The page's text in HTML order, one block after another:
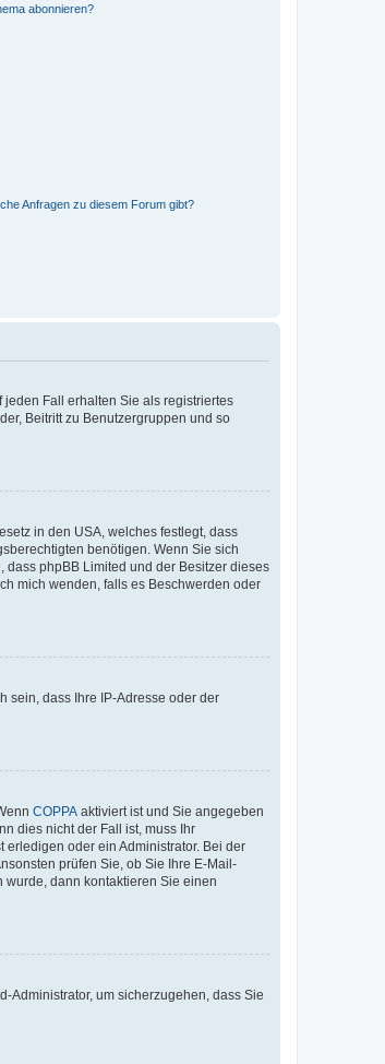
abonnieren?
Anfragen zu diesem Forum gibt?
Fall erhalten Sie als registriertes
Beitritt zu Benutzergruppen und so
in den USA, welches festlegt, dass
benötigen. Wenn Sie sich
dass phpBB Limited und der Besitzer dieses
mich wenden, falls es Beschwerden oder
sein, dass Ihre IP-Adresse oder der
COPPA aktiviert ist und Sie angegeben
dies nicht der Fall ist, muss Ihr
oder ein Administrator. Bei der
prüfen Sie, ob Sie Ihre E-Mail-
dann kontaktieren Sie einen
Administrator, um sicherzugehen, dass Sie